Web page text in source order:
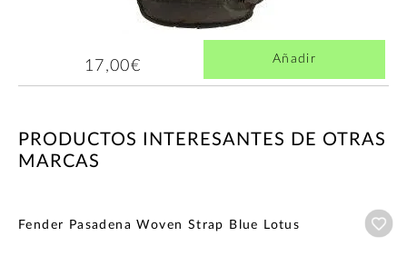
17,00€ Añadir
PRODUCTOS INTERESANTES DE OTRAS
MARCAS
Fender Pasadena Woven Strap Blue Lotus